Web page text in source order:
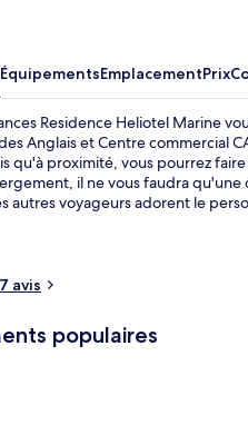
ÉquipementsEmplacementPrix
Residence Heliotel Marine
Anglais et Centre commercial
qu'à proximité, vous pourrez
il ne vous faudra qu'une
autres voyageurs adorent le
avis
populaires